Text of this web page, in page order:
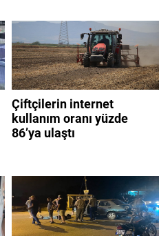
Çiftçilerin internet
kullanım oranı yüzde
86’ya ulaştı